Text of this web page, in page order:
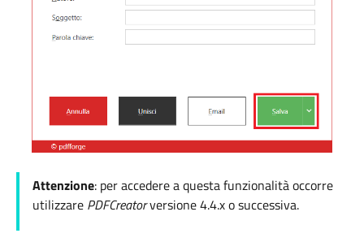
Attenzione: per accedere a questa funzionalità occorre
utilizzare PDFCreatorversione 4.4.x o successiva.